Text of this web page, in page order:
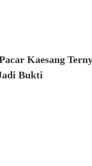
Kaesang
Bukti